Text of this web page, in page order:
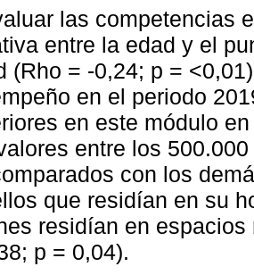
las competencias
entre la edad y el
(Rho = -0,24; p =
en el periodo
en este módulo
entre los
con los
que residían en su
residían en
p = 0,04).